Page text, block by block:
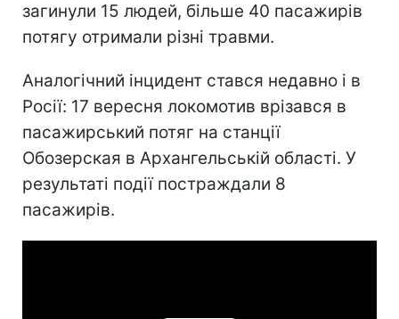
загинули 15 людей, більше 40 пасажирів
потягу отримали різні травми.
Аналогічний інцидент стався недавно і в
Росії: 17 вересня локомотив врізався в
пасажирський потяг на станції
Обозерская в Архангельській області. У
результаті події постраждали 8
пасажирів.